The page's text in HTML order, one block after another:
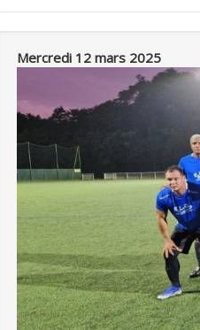
Mercredi 12 mars 2025